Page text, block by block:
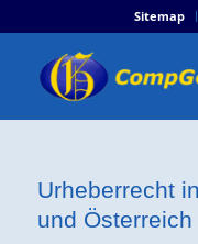
Sitemap
Urheberrecht
und Österreich